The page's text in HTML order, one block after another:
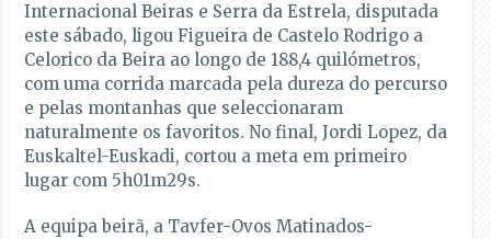
Internacional Beiras e Serra da Estrela, disputada
este sábado, ligou Figueira de Castelo Rodrigo a
Celorico da Beira ao longo de 188,4 quilómetros,
com uma corrida marcada pela dureza do percurso
e pelas montanhas que seleccionaram
naturalmente os favoritos. No final, Jordi Lopez, da
Euskaltel-Euskadi, cortou a meta em primeiro
lugar com 5h01m29s.
A equipa beirã, a Tavfer-Ovos Matinados-